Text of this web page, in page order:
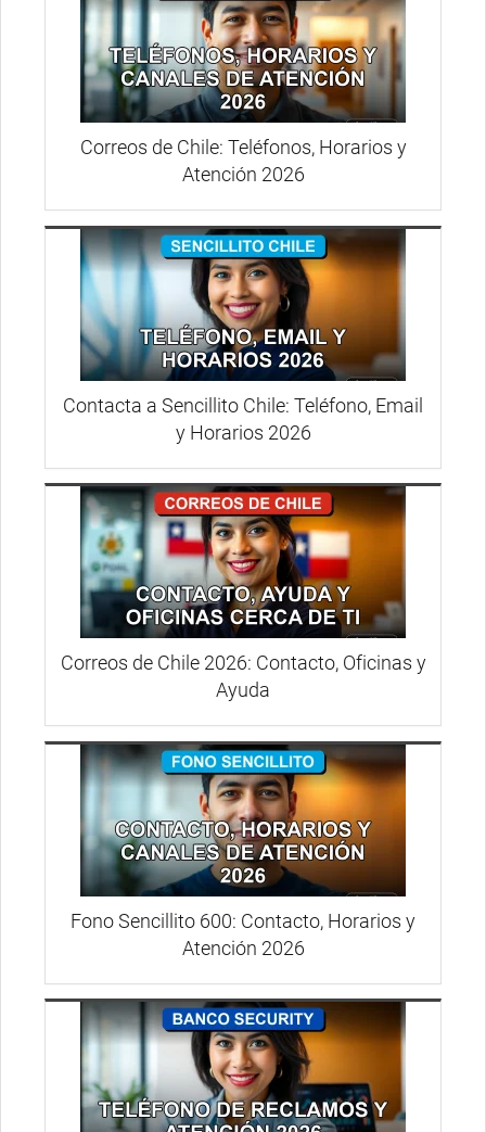
Correos de Chile: Teléfonos, Horarios y
Atención 2026
Contacta a Sencillito Chile: Teléfono, Email
y Horarios 2026
Correos de Chile 2026: Contacto, Oficinas y
Ayuda
Fono Sencillito 600: Contacto, Horarios y
Atención 2026